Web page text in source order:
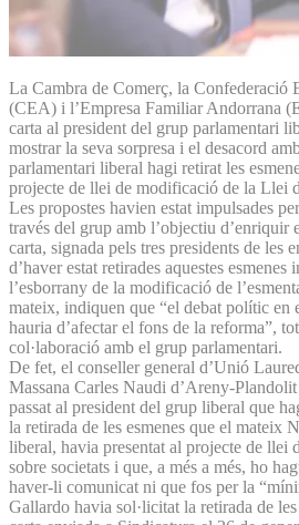
La Cambra de Comerç, la Confederació
(CEA) i l’Empresa Familiar Andorrana
carta al president del grup parlamentari
mostrar la seva sorpresa i el desacord
parlamentari liberal hagi retirat les
projecte de llei de modificació de la Llei
Les propostes havien estat impulsades
través del grup amb l’objectiu d’enriquir
carta, signada pels tres presidents de les
d’haver estat retirades aquestes
l’esborrany de la modificació de
mateix, indiquen que “el debat polític en
hauria d’afectar el fons de la reforma”,
col·laboració amb el grup parlamentari.
De fet, el conseller general d’Unió
Massana Carles Naudi d’Areny-
passat al president del grup liberal que
la retirada de les esmenes que el mateix
liberal, havia presentat al projecte de llei
sobre societats i que, a més a més, ho
haver-li comunicat ni que fos per la
Gallardo havia sol·licitat la retirada de les